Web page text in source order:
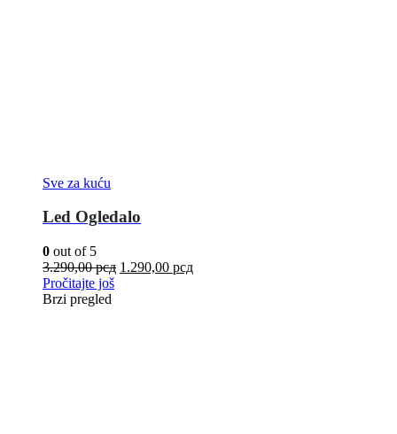
Sve za kuću
Led Ogledalo
0 out of 5
3.290,00рсд 1.290,00 рсд
Pročitajte još
Brzi pregled